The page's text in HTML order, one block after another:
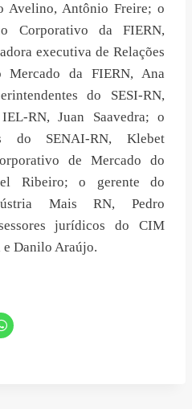
Avelino, Antônio Freire; o
Corporativo da FIERN,
executiva de Relações
da FIERN, Ana
do SESI-RN,
RN, Juan Saavedra; o
do SENAI-RN, Klebet
de Mercado do
Ribeiro; o gerente do
Mais RN, Pedro
jurídicos do CIM
Danilo Araújo.